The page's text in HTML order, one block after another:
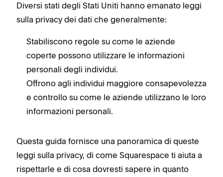
Diversi stati degli Stati Uniti hanno emanato leggi
sulla privacy dei dati che generalmente:
Stabiliscono regole su come le aziende
coperte possono utilizzare le informazioni
personali degli individui.
Offrono agli individui maggiore consapevolezza
e controllo su come le aziende utilizzano le loro
informazioni personali.
Questa guida fornisce una panoramica di queste
leggi sulla privacy, di come Squarespace ti aiuta a
rispettarle e di cosa dovresti sapere in quanto